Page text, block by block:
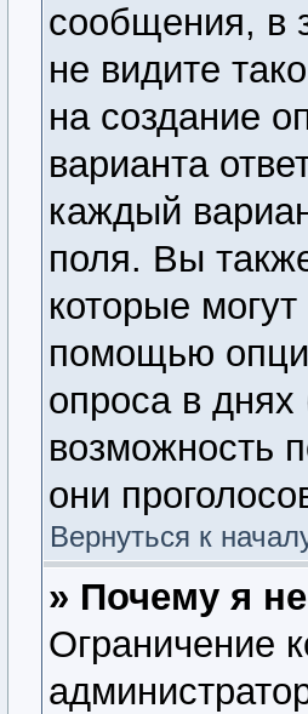
сообщения, в
не видите
на создание
варианта
каждый
поля. Вы
которые
помощью
опроса в днях
возможность
они
Вернуться к
» Почему я
Ограничение